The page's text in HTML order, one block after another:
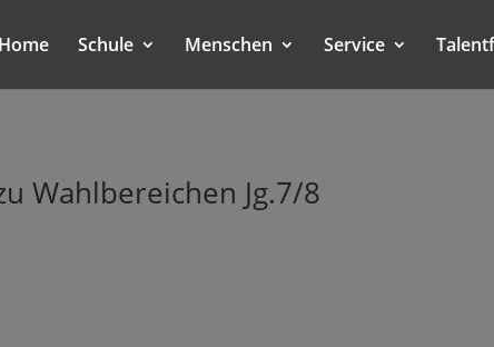
Home Schule Menschen Service
Wahlbereichen Jg.7/8